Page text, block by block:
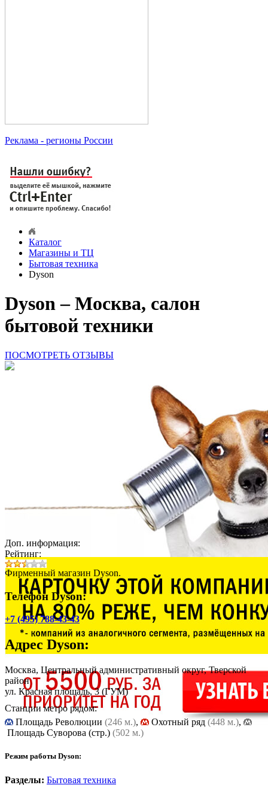
Реклама - регионы России
Каталог
Магазины и ТЦ
Бытовая техника
Dyson
Dyson – Москва, салон
бытовой техники
ПОСМОТРЕТЬ ОТЗЫВЫ
Доп. информация:
Рейтинг:
Фирменный магазин Dyson.
Телефон Dyson:
+7 (495) 788-43-43
Адрес Dyson:
Москва, Центральный административный округ, Тверской
район
ул. Красная площадь, 3(ГУМ)
Станции метро рядом:
Площадь Революции (246 м.), Охотный ряд (448 м.),
Площадь Cуворова (стр.) (502 м.)
Режим работы Dyson:
Разделы: Бытовая техника